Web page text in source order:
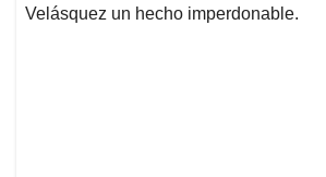
Velásquez un hecho imperdonable.